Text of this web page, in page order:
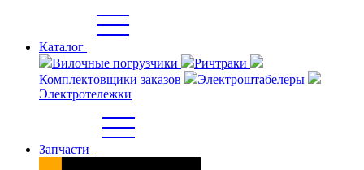
Каталог
Вилочные погрузчики
Ричтраки
Комплектовщики заказов
Электроштабелеры
Электротележки
Запчасти